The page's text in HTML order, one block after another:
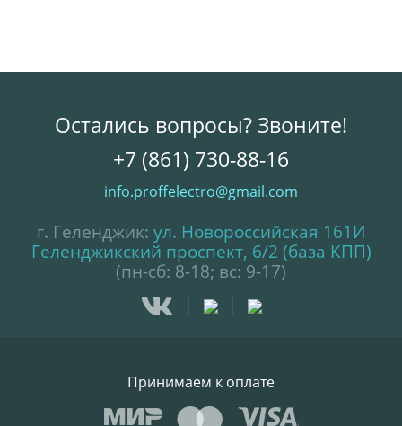
Остались вопросы? Звоните!
+7 (861) 730-88-16
info.proffelectro@gmail.com
г. Геленджик: ул. Новороссийская 161И
Геленджикский проспект, 6/2 (база КПП)
(пн-сб: 8-18; вс: 9-17)
Принимаем к оплате